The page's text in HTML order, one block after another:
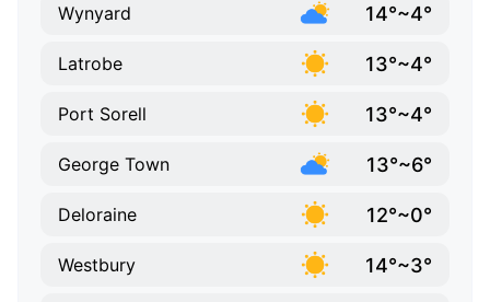
Wynyard 14°~4°
Latrobe 13°~4°
Port Sorell 13°~4°
George Town 13°~6°
Deloraine 12°~0°
Westbury 14°~3°